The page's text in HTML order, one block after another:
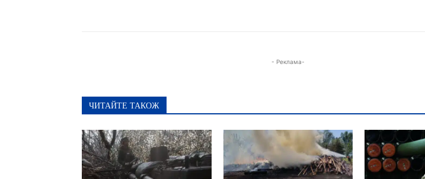
- Реклама-
ЧИТАЙТЕ ТАКОЖ